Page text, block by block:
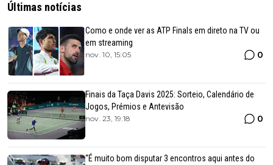
Últimas notícias
Como e onde ver as ATP Finals em direto na TV ou
em streaming
nov. 10, 15:05 0
Finais da Taça Davis 2025: Sorteio, Calendário de
Jogos, Prémios e Antevisão
nov. 23, 19:18 0
“É muito bom disputar 3 encontros aqui antes do